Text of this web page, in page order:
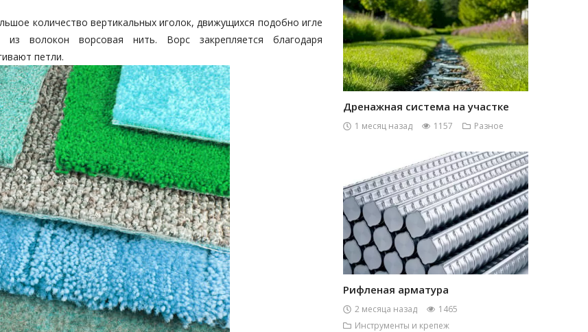
количество вертикальных иголок, движущихся подобно игле
волокон ворсовая нить. Ворс закрепляется благодаря
петли.
Дренажная система на участке
1 месяц назад 1157 Разное
Рифленая арматура
2 месяца назад
1465
Инструменты и крепеж